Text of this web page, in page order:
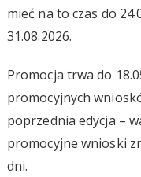
mieć na to czas do
31.08.2026.
Promocja trwa do
promocyjnych
poprzednia edycja –
promocyjne wnioski
dni.